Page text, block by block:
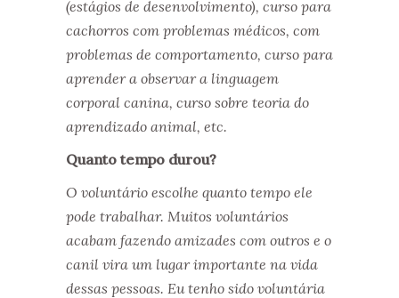
(estágios de desenvolvimento), curso para
cachorros com problemas médicos, com
problemas de comportamento, curso para
aprender a observar a linguagem
corporal canina, curso sobre teoria do
aprendizado animal, etc.
Quanto tempo durou?
O voluntário escolhe quanto tempo ele
pode trabalhar. Muitos voluntários
acabam fazendo amizades com outros e o
canil vira um lugar importante na vida
dessas pessoas. Eu tenho sido voluntária